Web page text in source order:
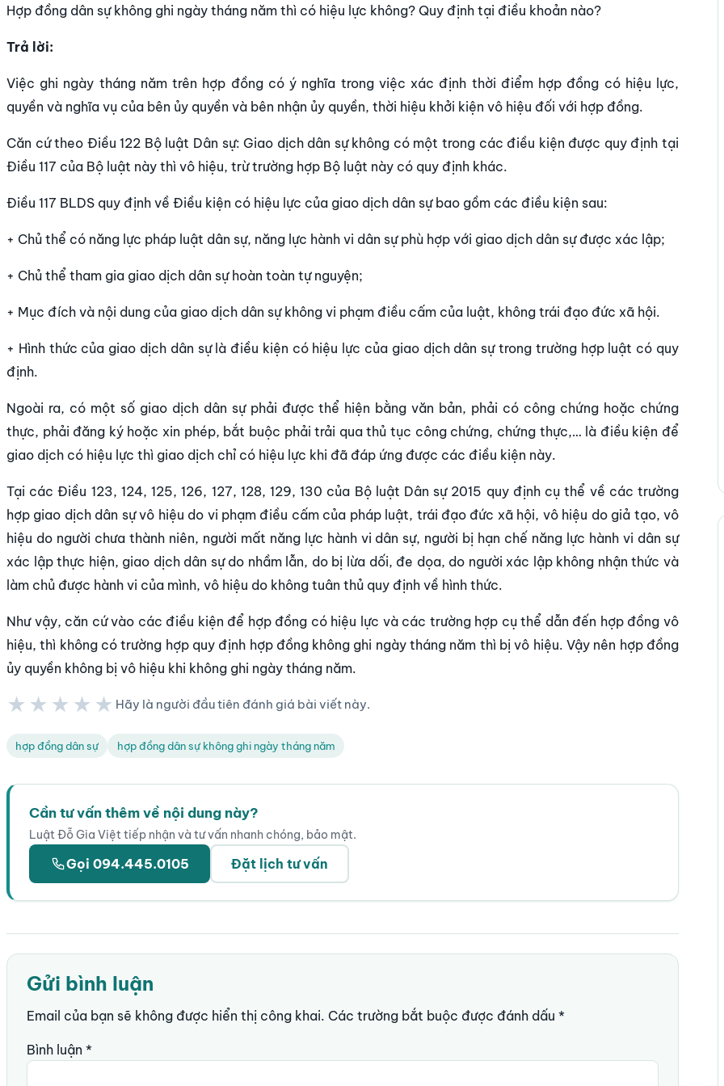
Hợp đồng dân sự không ghi ngày tháng năm thì có hiệu lực không? Quy định tại điều khoản nào?
Trả lời:
Việc ghi ngày tháng năm trên hợp đồng có ý nghĩa trong việc xác định thời điểm hợp đồng có hiệu lực,
quyền và nghĩa vụ của bên ủy quyền và bên nhận ủy quyền, thời hiệu khởi kiện vô hiệu đối với hợp đồng.
Căn cứ theo Điều 122 Bộ luật Dân sự: Giao dịch dân sự không có một trong các điều kiện được quy định tại
Điều 117 của Bộ luật này thì vô hiệu, trừ trường hợp Bộ luật này có quy định khác.
Điều 117 BLDS quy định về Điều kiện có hiệu lực của giao dịch dân sự bao gồm các điều kiện sau:
+ Chủ thể có năng lực pháp luật dân sự, năng lực hành vi dân sự phù hợp với giao dịch dân sự được xác lập;
+ Chủ thể tham gia giao dịch dân sự hoàn toàn tự nguyện;
+ Mục đích và nội dung của giao dịch dân sự không vi phạm điều cấm của luật, không trái đạo đức xã hội.
+ Hình thức của giao dịch dân sự là điều kiện có hiệu lực của giao dịch dân sự trong trường hợp luật có quy
định.
Ngoài ra, có một số giao dịch dân sự phải được thể hiện bằng văn bản, phải có công chứng hoặc chứng
thực, phải đăng ký hoặc xin phép, bắt buộc phải trải qua thủ tục công chứng, chứng thực,… là điều kiện để
giao dịch có hiệu lực thì giao dịch chỉ có hiệu lực khi đã đáp ứng được các điều kiện này.
Tại các Điều 123, 124, 125, 126, 127, 128, 129, 130 của Bộ luật Dân sự 2015 quy định cụ thể về các trường
hợp giao dịch dân sự vô hiệu do vi phạm điều cấm của pháp luật, trái đạo đức xã hội, vô hiệu do giả tạo, vô
hiệu do người chưa thành niên, người mất năng lực hành vi dân sự, người bị hạn chế năng lực hành vi dân sự
xác lập thực hiện, giao dịch dân sự do nhầm lẫn, do bị lừa dối, đe dọa, do người xác lập không nhận thức và
làm chủ được hành vi của mình, vô hiệu do không tuân thủ quy định về hình thức.
Như vậy, căn cứ vào các điều kiện để hợp đồng có hiệu lực và các trường hợp cụ thể dẫn đến hợp đồng vô
hiệu, thì không có trường hợp quy định hợp đồng không ghi ngày tháng năm thì bị vô hiệu. Vậy nên hợp đồng
ủy quyền không bị vô hiệu khi không ghi ngày tháng năm.
★★★★★ Hãy là người đầu tiên đánh giá bài viết này.
hợp đồng dân sự hợp đồng dân sự không ghi ngày tháng năm
Cần tư vấn thêm về nội dung này?
Luật Đỗ Gia Việt tiếp nhận và tư vấn nhanh chóng, bảo mật.
Gọi 094.445.0105 Đặt lịch tư vấn
Gửi bình luận
Email của bạn sẽ không được hiển thị công khai. Các trường bắt buộc được đánh dấu *
Bình luận *